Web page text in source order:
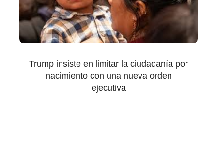
Trump insiste en limitar la ciudadanía por
nacimiento con una nueva orden
ejecutiva